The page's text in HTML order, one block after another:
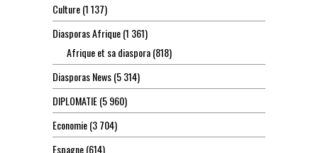
Culture(1 137)
Diasporas Afrique(1 361)
Afrique et sa diaspora(818)
Diasporas News(5 314)
DIPLOMATIE(5 960)
Economie(3 704)
Espagne(614)